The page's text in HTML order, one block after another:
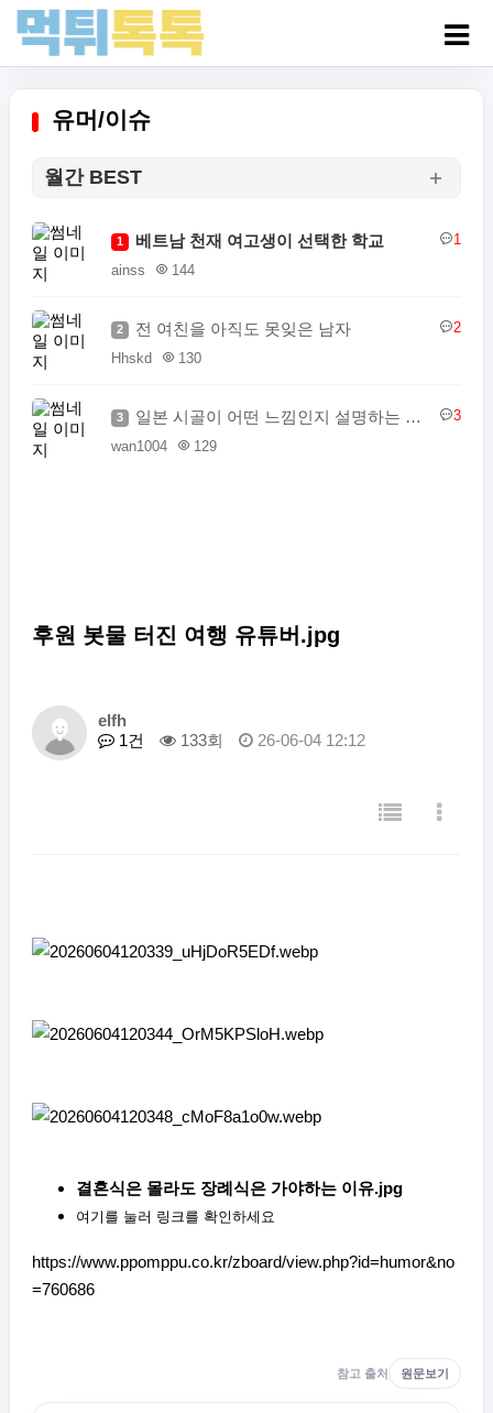
유머/이슈
월간 BEST
1 베트남 천재 여고생이 선택한 학교
1
ainss
144
2 전 여친을 아직도 못잊은 남자
2
Hhskd
130
3 일본 시골이 어떤 느낌인지 설명하는 일본인
3
wan1004
129
후원 봇물 터진 여행 유튜버.jpg
elfh
1건
133회 26-06-04 12:12
결혼식은 몰라도 장례식은 가야하는 이유.jpg
여기를 눌러 링크를 확인하세요
https://www.ppomppu.co.kr/zboard/view.php?id=humor&no
=760686
참고 출처 원문보기